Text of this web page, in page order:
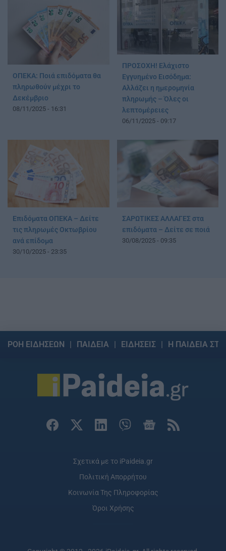
ΟΠΕΚΑ: Ποιά επιδόματα θα
πληρωθούν μέχρι το
Δεκέμβριο
08/11/2025 - 16:31
ΠΡΟΣΟΧΗ! Ελάχιστο
Εγγυημένο Εισόδημα:
Αλλάζει η ημερομηνία
πληρωμής – Όλες οι
λεπτομέρειες
06/11/2025 - 09:17
Επιδόματα ΟΠΕΚΑ – Δείτε
τις πληρωμές Οκτωβρίου
ανά επίδομα
30/10/2025 - 23:35
ΣΑΡΩΤΙΚΕΣ ΑΛΛΑΓΕΣ στα
επιδόματα – Δείτε σε ποιά
30/08/2025 - 09:35
ΡΟΗ ΕΙΔΗΣΕΩΝ ΠΑΙΔΕΙΑ ΕΙΔΗΣΕΙΣ Η ΠΑΙΔΕΙΑ
Σχετικά με το iPaideia.gr
Πολιτική Απορρήτου
Κοινωνία Της Πληροφορίας
Όροι Χρήσης